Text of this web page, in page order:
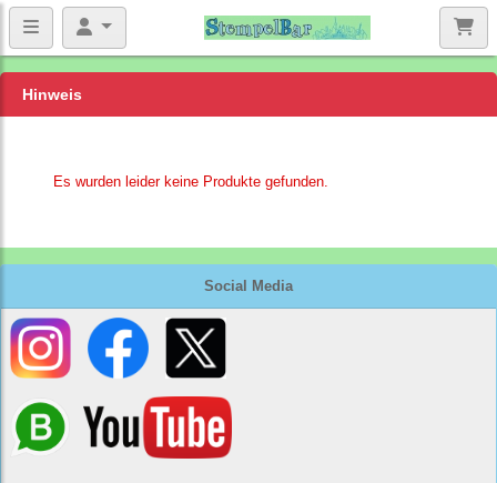
Social Media
Hinweis
Es wurden leider keine Produkte gefunden.